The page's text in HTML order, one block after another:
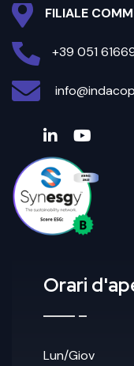
Orari
Lun/Giov
FILIALE
+39 051